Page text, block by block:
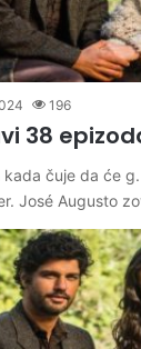
196
38
kada čuje da će
José Augusto